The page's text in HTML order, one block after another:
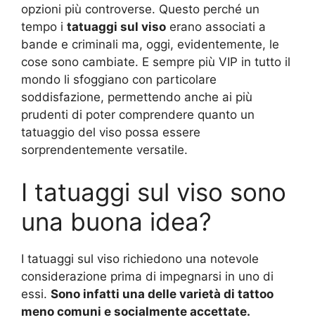
opzioni più controverse. Questo perché un
tempo i tatuaggi sul viso erano associati a
bande e criminali ma, oggi, evidentemente, le
cose sono cambiate. E sempre più VIP in tutto il
mondo li sfoggiano con particolare
soddisfazione, permettendo anche ai più
prudenti di poter comprendere quanto un
tatuaggio del viso possa essere
sorprendentemente versatile.
I tatuaggi sul viso sono
una buona idea?
I tatuaggi sul viso richiedono una notevole
considerazione prima di impegnarsi in uno di
essi. Sono infatti una delle varietà di tattoo
meno comuni e socialmente accettate.